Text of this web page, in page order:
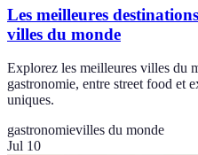
Les meilleures
villes du monde
Explorez les meilleures villes du
gastronomie, entre street food et
uniques.
gastronomievilles du monde
Jul 10